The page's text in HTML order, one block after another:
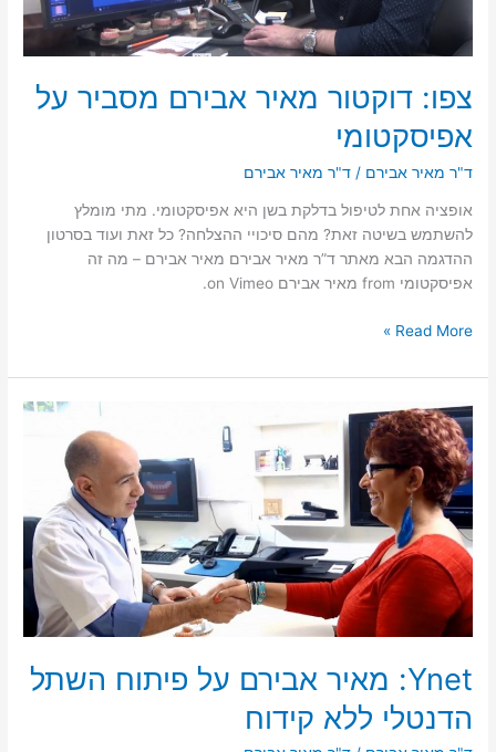
צפו: דוקטור מאיר אבירם מסביר על
אפיסקטומי
ד"ר מאיר אבירם/ ד"ר מאיר אבירם
אופציה אחת לטיפול בדלקת בשן היא אפיסקטומי. מתי מומלץ
להשתמש בשיטה זאת? מהם סיכויי ההצלחה? כל זאת ועוד בסרטון
ההדגמה הבא מאתר ד”ר מאיר אבירם מאיר אבירם – מה זה
אפיסקטומי from מאיר אבירם on Vimeo.
צפו:
מאיר
אבירם
מסביר
על
אפיסקטומי
Read More »
Ynet: מאיר אבירם על פיתוח השתל
הדנטלי ללא קידוח